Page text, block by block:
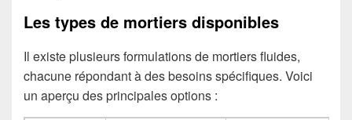
Les types de mortiers disponibles
Il existe plusieurs formulations de mortiers fluides,
chacune répondant à des besoins spécifiques. Voici
un aperçu des principales options :